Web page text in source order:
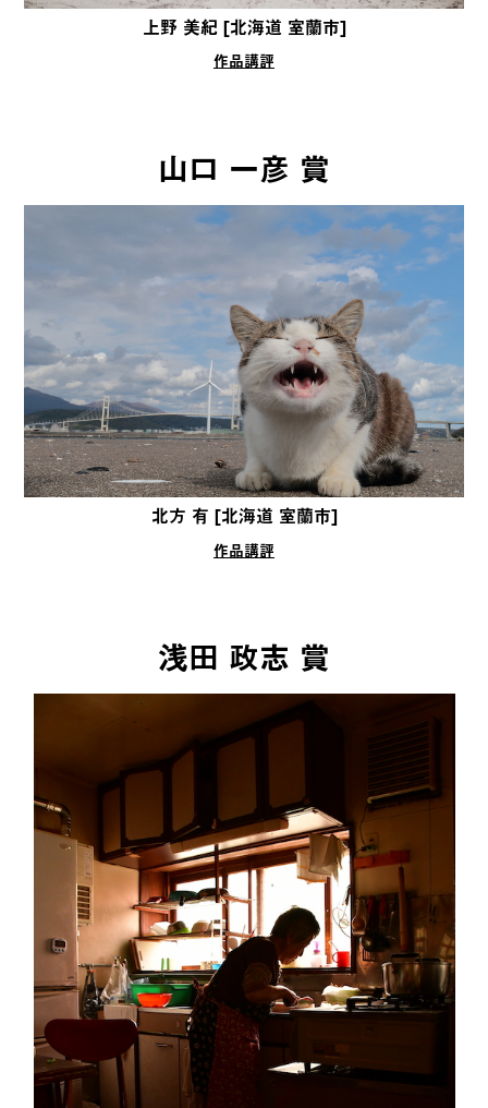
上野 美紀 [北海道 室蘭市]
作品講評
山口 一彦 賞
北方 有 [北海道 室蘭市]
作品講評
浅田 政志 賞